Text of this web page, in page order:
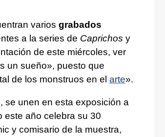
varios grabados
a la series de Caprichos y
de este miércoles, ver
un sueño», puesto que
de los monstruos en el arte».
se unen en esta exposición a
este año celebra su 30
y comisario de la muestra,